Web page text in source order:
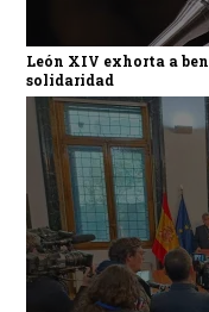
León XIV exhorta a
solidaridad